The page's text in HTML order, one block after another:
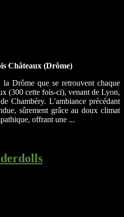
Châteaux (Drôme)
Drôme que se retrouvent chaque
(300 cette fois-ci), venant de Lyon,
Chambéry. L'ambiance précédant
sûrement grâce au doux climat
offrant une ...